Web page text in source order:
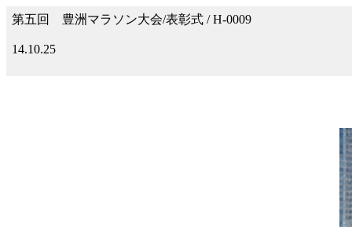
第五回 豊洲マラソン大会/表彰式 / H-0009
14.10.25